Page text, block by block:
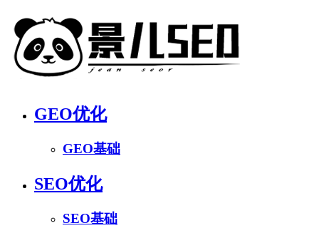
GEO优化
GEO基础
SEO优化
SEO基础